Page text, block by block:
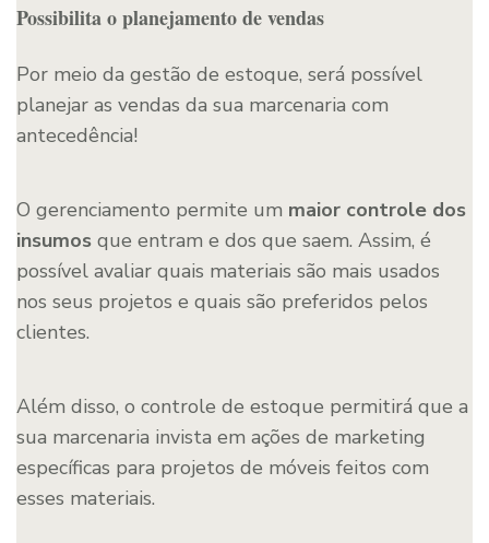
Possibilita o planejamento de vendas
Por meio da gestão de estoque, será possível
planejar as vendas da sua marcenaria com
antecedência!
O gerenciamento permite um maior controle dos
insumos que entram e dos que saem. Assim, é
possível avaliar quais materiais são mais usados
nos seus projetos e quais são preferidos pelos
clientes.
Além disso, o controle de estoque permitirá que a
sua marcenaria invista em ações de marketing
específicas para projetos de móveis feitos com
esses materiais.